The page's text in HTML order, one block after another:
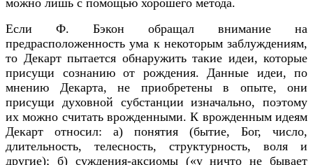
можно лишь с помощью хорошего метода.
Если Ф. Бэкон обращал внимание на
предрасположенность ума к некоторым заблуждениям,
то Декарт пытается обнаружить такие идеи, которые
присущи сознанию от рождения. Данные идеи, по
мнению Декарта, не приобретены в опыте, они
присущи духовной субстанции изначально, поэтому
их можно считать врожденными. К врожденным идеям
Декарт относил: а) понятия (бытие, Бог, число,
длительность, телесность, структурность, воля и
другие); б) суждения-аксиомы («у ничто не бывает